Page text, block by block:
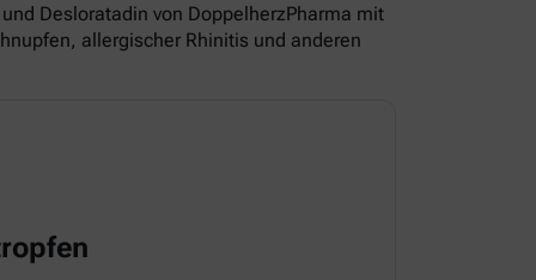
Desloratadin von DoppelherzPharma mit
allergischer Rhinitis und anderen